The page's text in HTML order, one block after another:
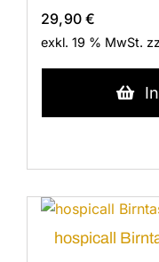
29,90€
exkl. 19 % MwSt.
hospicall